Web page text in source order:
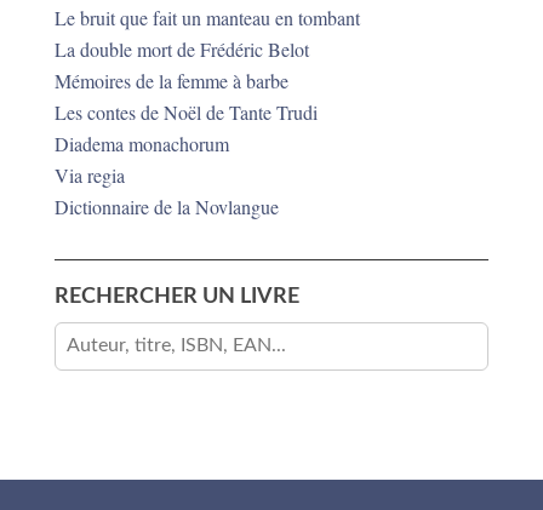
Le bruit que fait un manteau en tombant
La double mort de Frédéric Belot
Mémoires de la femme à barbe
Les contes de Noël de Tante Trudi
Diadema monachorum
Via regia
Dictionnaire de la Novlangue
RECHERCHER UN LIVRE